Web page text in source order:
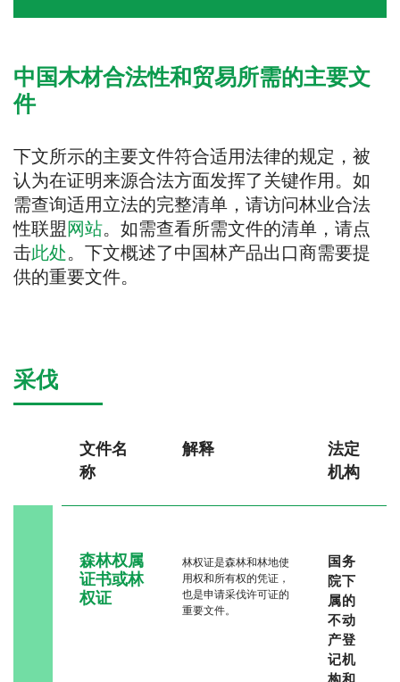
中国木材合法性和贸易所需的主要文
件
下文所示的主要文件符合适用法律的规定，被
认为在证明来源合法方面发挥了关键作用。如
需查询适用立法的完整清单，请访问林业合法
性联盟网站。如需查看所需文件的清单，请点
击此处。下文概述了中国林产品出口商需要提
供的重要文件。
采伐
文件名
称
解释
法定
机构
森林权属
证书或林
权证
林权证是森林和林地使
用权和所有权的凭证，
也是申请采伐许可证的
重要文件。
国务
院下
属的
不动
产登
记机
构和